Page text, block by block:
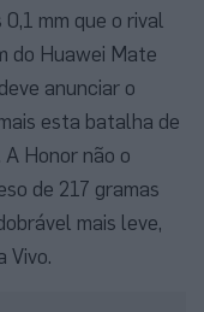
mm que o rival
do Huawei Mate
anunciar o
esta batalha de
Honor não o
de 217 gramas
mais leve,
Vivo.